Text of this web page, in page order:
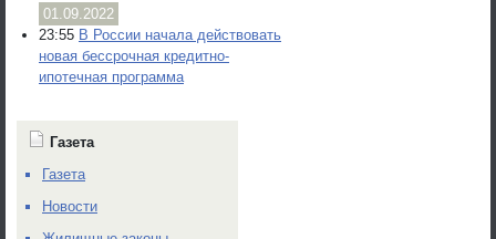
01.09.2022
23:55 В России начала действовать
новая бессрочная кредитно-
ипотечная программа
Газета
Газета
Новости